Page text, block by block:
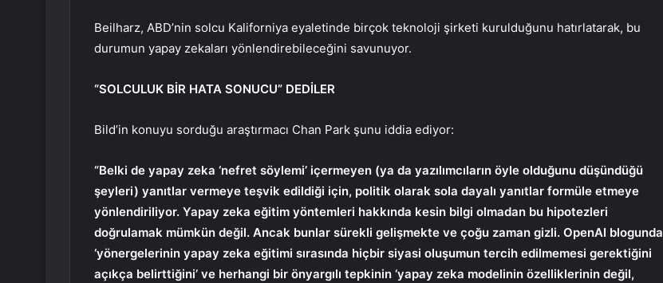
Beilharz, ABD’nin solcu Kaliforniya eyaletinde birçok teknoloji şirketi kurulduğunu hatırlatarak, bu
durumun yapay zekaları yönlendirebileceğini savunuyor.
“SOLCULUK BİR HATA SONUCU” DEDİLER
Bild’in konuyu sorduğu araştırmacı Chan Park şunu iddia ediyor:
“Belki de yapay zeka ‘nefret söylemi’ içermeyen (ya da yazılımcıların öyle olduğunu düşündüğü
şeyleri) yanıtlar vermeye teşvik edildiği için, politik olarak sola dayalı yanıtlar formüle etmeye
yönlendiriliyor. Yapay zeka eğitim yöntemleri hakkında kesin bilgi olmadan bu hipotezleri
doğrulamak mümkün değil. Ancak bunlar sürekli gelişmekte ve çoğu zaman gizli. OpenAI blogunda
‘yönergelerinin yapay zeka eğitimi sırasında hiçbir siyasi oluşumun tercih edilmemesi gerektiğini
açıkça belirttiğini’ ve herhangi bir önyargılı tepkinin ‘yapay zeka modelinin özelliklerinin değil,